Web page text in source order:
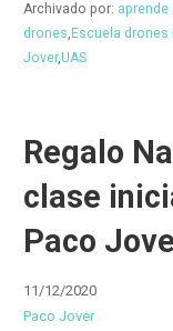
Archivado por: aprende
drones, Escuela drones
Jover,UAS
Regalo
clase
Paco
11/12/2020
Paco Jover